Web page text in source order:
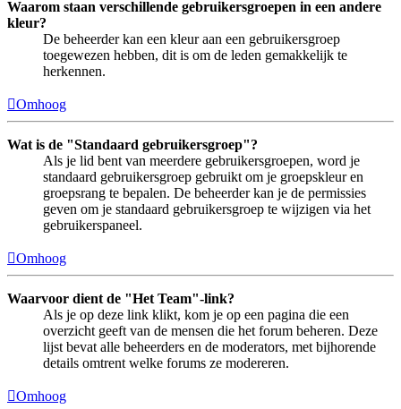
Waarom staan verschillende gebruikersgroepen in een andere
kleur?
De beheerder kan een kleur aan een gebruikersgroep
toegewezen hebben, dit is om de leden gemakkelijk te
herkennen.
Omhoog
Wat is de "Standaard gebruikersgroep"?
Als je lid bent van meerdere gebruikersgroepen, word je
standaard gebruikersgroep gebruikt om je groepskleur en
groepsrang te bepalen. De beheerder kan je de permissies
geven om je standaard gebruikersgroep te wijzigen via het
gebruikerspaneel.
Omhoog
Waarvoor dient de "Het Team"-link?
Als je op deze link klikt, kom je op een pagina die een
overzicht geeft van de mensen die het forum beheren. Deze
lijst bevat alle beheerders en de moderators, met bijhorende
details omtrent welke forums ze modereren.
Omhoog